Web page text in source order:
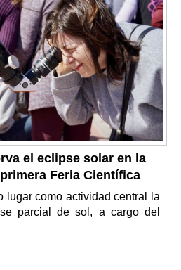
el eclipse solar en la
Feria Científica
lugar como actividad central la
parcial de sol, a cargo del